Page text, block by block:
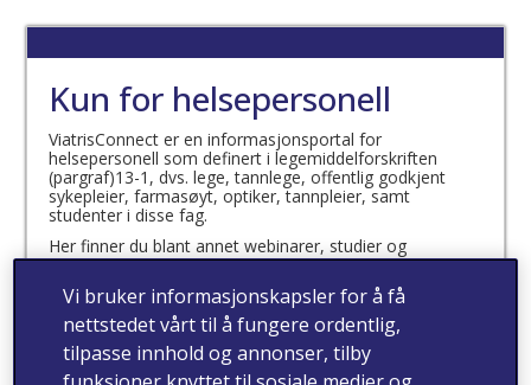
Kun for helsepersonell
ViatrisConnect er en informasjonsportal for
helsepersonell som definert i legemiddelforskriften
(pargraf)13-1, dvs. lege, tannlege, offentlig godkjent
sykepleier, farmasøyt, optiker, tannpleier, samt
studenter i disse fag.
Her finner du blant annet webinarer, studier og
produktinformasjon.
Jeg bekrefter at jeg er
helsepersonell som definert
Vi bruker informasjonskapsler for å få
nettstedet vårt til å fungere ordentlig,
tilpasse innhold og annonser, tilby